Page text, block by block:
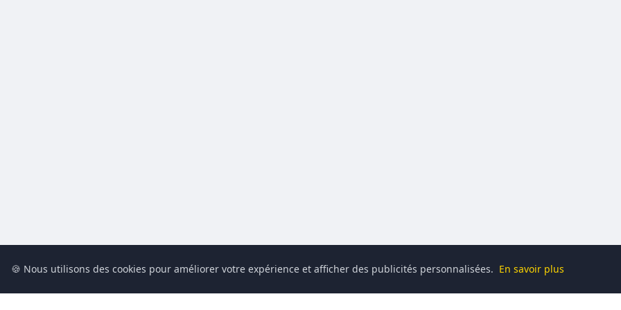
🍪 Nous utilisons des cookies pour améliorer votre expérience et afficher des publicités personnalisées. En savoir plus